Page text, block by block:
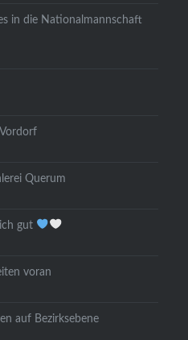
in die Nationalmannschaft
Querum
gut
voran
auf Bezirksebene